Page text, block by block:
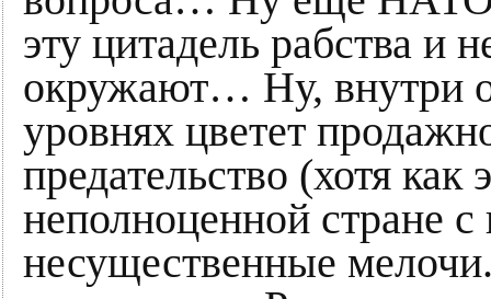
эту цитадель рабства и
окружают… Ну, внутри
уровнях цветет
предательство (хотя как
неполноценной стране
несущественные